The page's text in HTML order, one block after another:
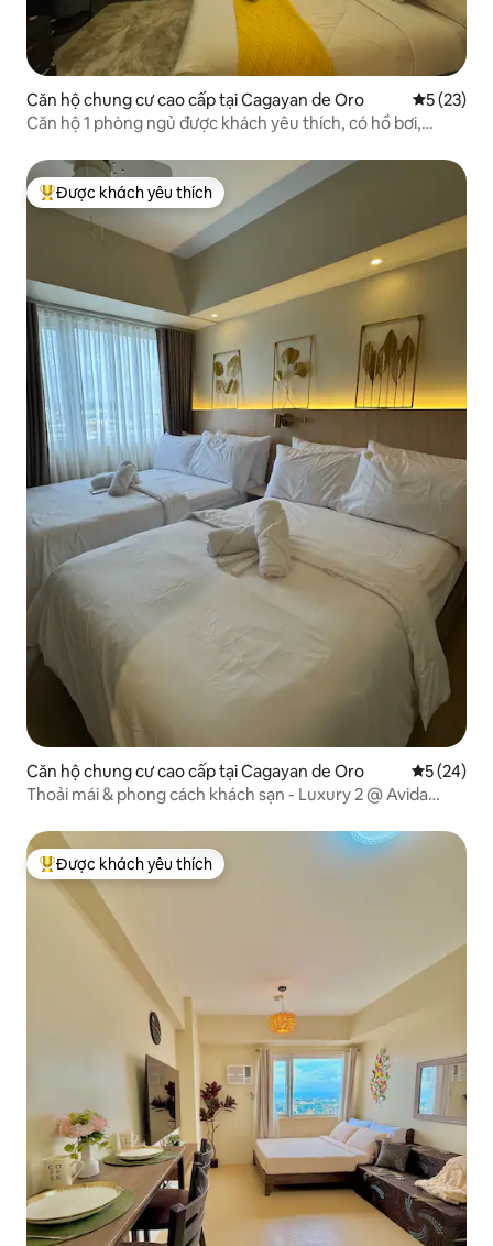
Căn hộ chung cư cao cấp tại Cagayan de Oro Xếp hạng
5 (23)
Căn hộ 1 phòng ngủ được khách yêu thích, có hồ bơi,
Được khách yêu thích nhất
Được khách yêu thích
Căn hộ chung cư cao cấp tại Cagayan de Oro Xếp hạng
5 (24)
Thoải mái & phong cách khách sạn - Luxury 2 @ Avida
Được khách yêu thích nhất
Được khách yêu thích